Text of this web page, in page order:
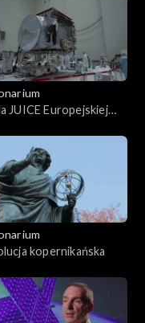
JUICE Europejskiej
kopernikańska